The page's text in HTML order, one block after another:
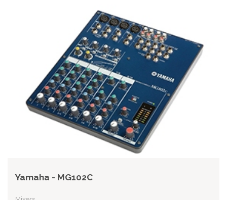
Yamaha - MG102C